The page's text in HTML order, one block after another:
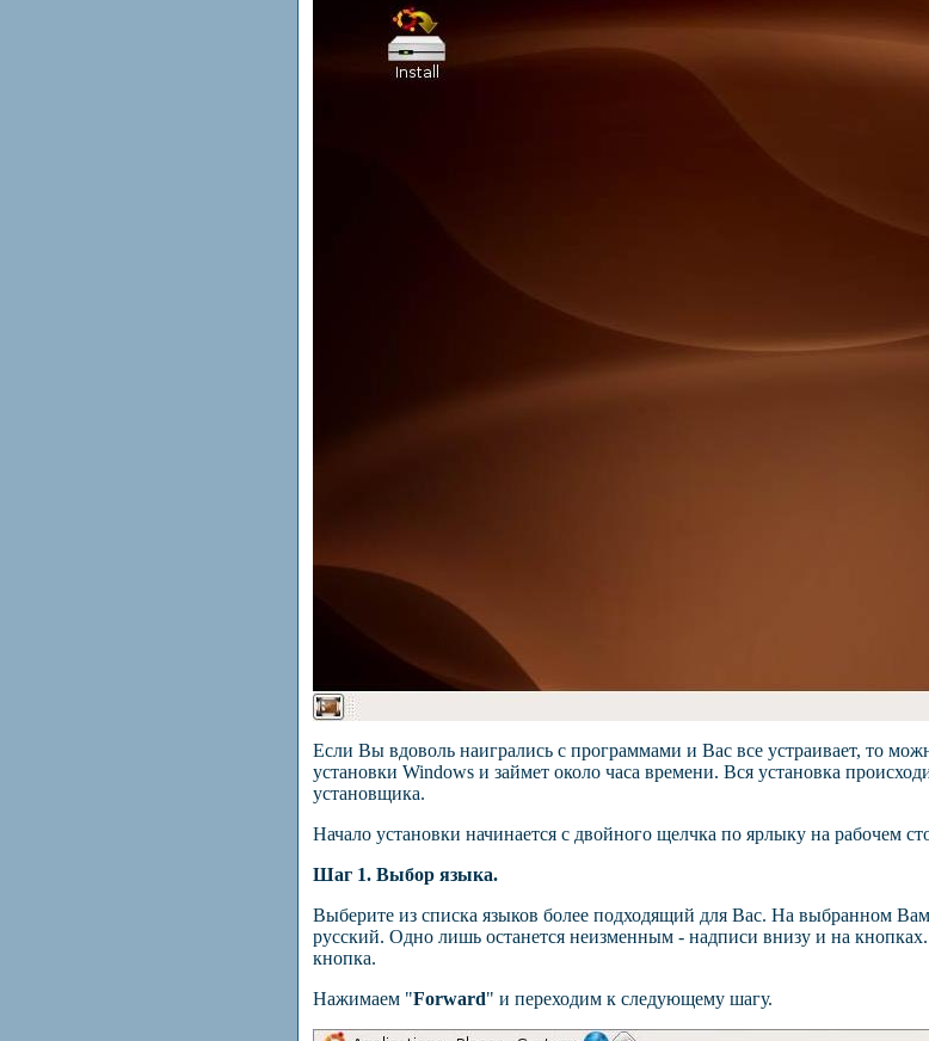
Если Вы вдоволь наигрались с программами и Вас все устраивает, то
установки Windows и займет около часа времени. Вся установка
установщика.
Начало установки начинается с двойного щелчка по ярлыку на рабочем
Шаг 1. Выбор языка.
Выберите из списка языков более подходящий для Вас. На выбранном
русский. Одно лишь останется неизменным - надписи внизу и на
кнопка.
Нажимаем "Forward" и переходим к следующему шагу.